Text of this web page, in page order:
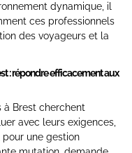
dynamique, il
ces professionnels
des voyageurs et la
: répondre efficacement aux
à Brest cherchent
avec leurs exigences,
une gestion